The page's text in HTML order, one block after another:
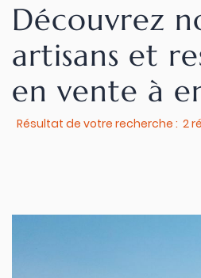
Découvrez
artisans et
en vente à
Résultat de votre recherche : 2